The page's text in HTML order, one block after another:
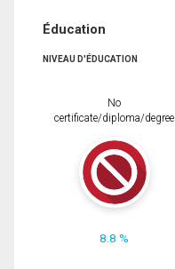
Éducation
NIVEAU D'ÉDUCATION
No
certificate/diploma/degree
8.8 %